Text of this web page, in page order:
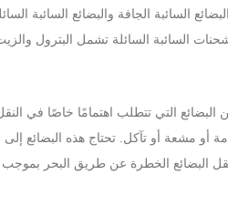
السائبة الجافة والبضائع السائبة
السائبة السائلة تشمل البترول والزيت
البضائع التي تتطلب اهتمامًا خاصًا في
أو مشعة أو تآكل. تحتاج هذه البضائع إلى
البضائع الخطرة عن طريق البحر بموجب